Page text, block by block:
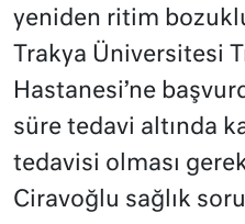
yeniden ritim
Trakya Üniversitesi
Hastanesi’ne
süre tedavi altında
tedavisi olması
Ciravoğlu sağlık